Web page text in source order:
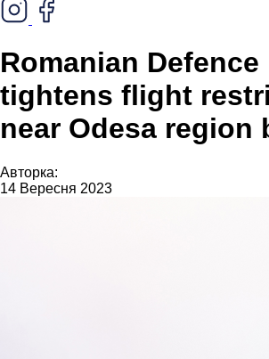
Romanian
tightens flight
near Odesa region
Авторка:
14 Вересня 2023